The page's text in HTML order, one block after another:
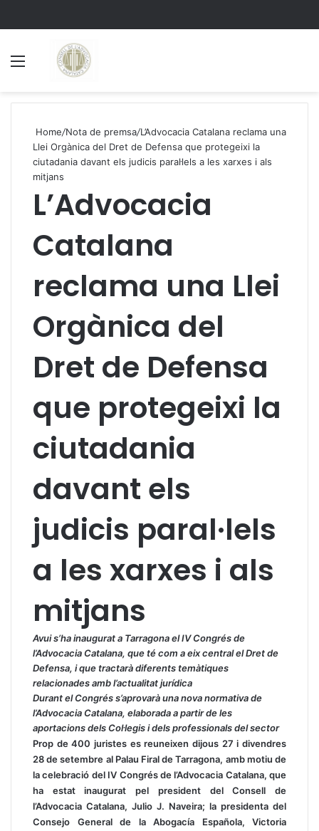
Home/Nota de premsa/L’Advocacia Catalana reclama una
Llei Orgànica del Dret de Defensa que protegeixi la
ciutadania davant els judicis paral·lels a les xarxes i als
mitjans
L’Advocacia
Catalana
reclama una Llei
Orgànica del
Dret de Defensa
que protegeixi la
ciutadania
davant els
judicis paral·lels
a les xarxes i als
mitjans
Avui s’ha inaugurat a Tarragona el IV Congrés de
l’Advocacia Catalana, que té com a eix central el Dret de
Defensa, i que tractarà diferents temàtiques
relacionades amb l’actualitat jurídica
Durant el Congrés s’aprovarà una nova normativa de
l’Advocacia Catalana, elaborada a partir de les
aportacions dels Col·legis i dels professionals del sector
Prop de400 juristes es reuneixen dijous 27 i divendres
28 de setembre al Palau Firal de Tarragona, amb motiu de
la celebració del IV Congrés de l’Advocacia Catalana, que
ha estat inaugurat pel president del Consell de
l’Advocacia Catalana, Julio J. Naveira; la presidenta del
Consejo General de la Abogacía Española, Victoria